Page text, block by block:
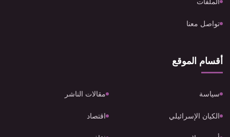
تواصل معنا
أقسام الموقع
سياسة مقالات الناشر
الكيان الإسرائيلي اقتصاد